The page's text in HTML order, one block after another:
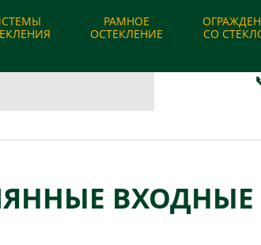
РАМНОЕ
ОСТЕКЛЕНИЕ
СО
ВХОДНЫЕ